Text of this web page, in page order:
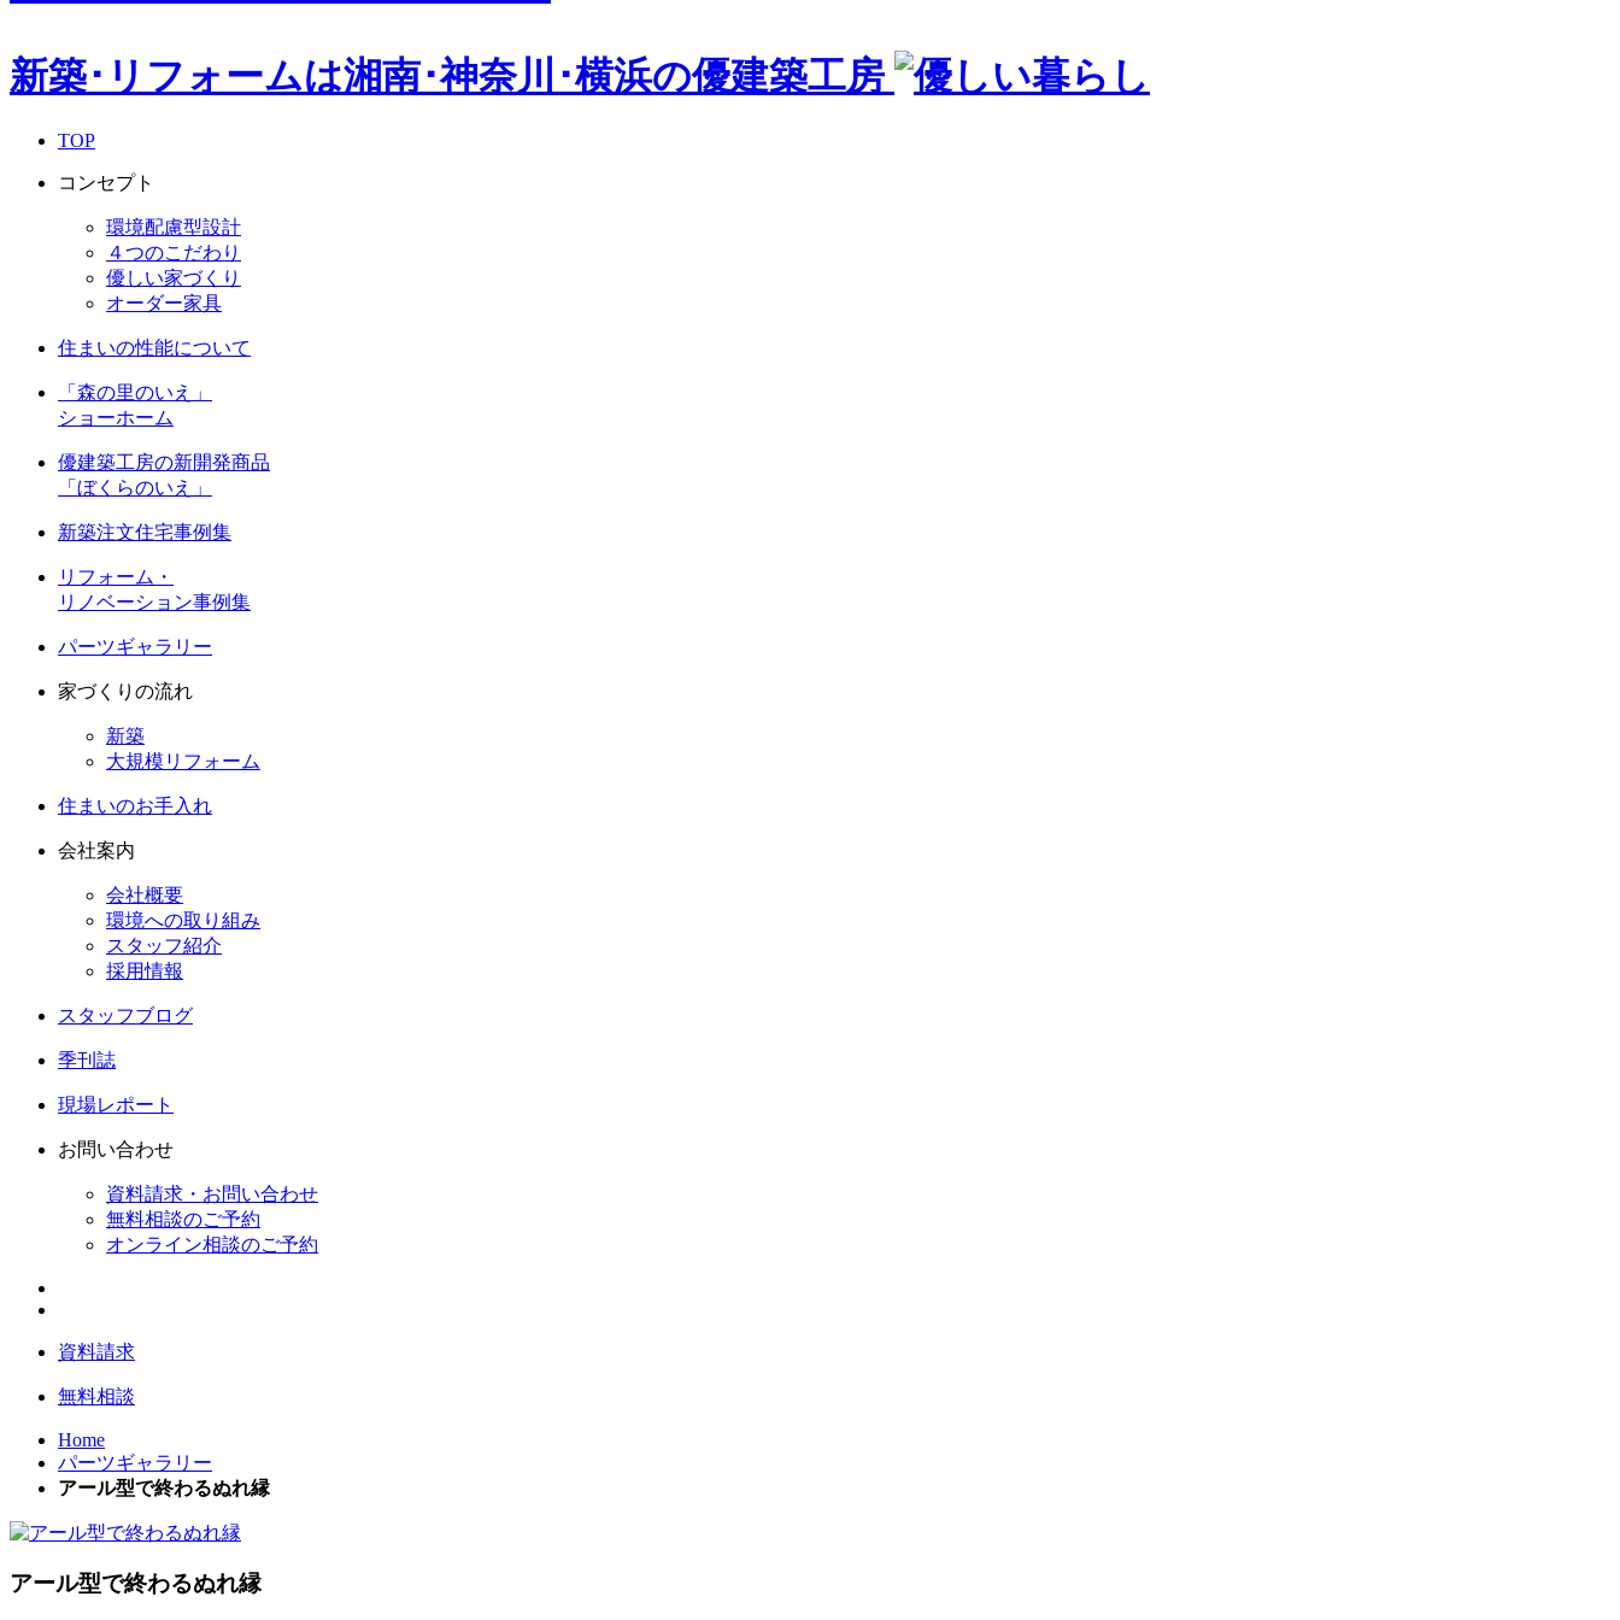
新築･リフォームは湘南･神奈川･横浜の優建築工房
TOP
コンセプト
環境配慮型設計
４つのこだわり
優しい家づくり
オーダー家具
住まいの性能について
「森の里のいえ」
ショーホーム
優建築工房の新開発商品
「ぼくらのいえ」
新築注文住宅事例集
リフォーム・
リノベーション事例集
パーツギャラリー
家づくりの流れ
新築
大規模リフォーム
住まいのお手入れ
会社案内
会社概要
環境への取り組み
スタッフ紹介
採用情報
スタッフブログ
季刊誌
現場レポート
お問い合わせ
資料請求・お問い合わせ
無料相談のご予約
オンライン相談のご予約
資料請求
無料相談
Home
パーツギャラリー
アール型で終わるぬれ縁
アール型で終わるぬれ縁